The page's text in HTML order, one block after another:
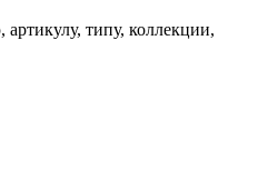
типу, коллекции,